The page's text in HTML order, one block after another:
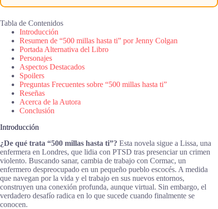
Tabla de Contenidos
Introducción
Resumen de “500 millas hasta ti” por Jenny Colgan
Portada Alternativa del Libro
Personajes
Aspectos Destacados
Spoilers
Preguntas Frecuentes sobre “500 millas hasta ti”
Reseñas
Acerca de la Autora
Conclusión
Introducción
¿De qué trata “500 millas hasta ti”? Esta novela sigue a Lissa, una
enfermera en Londres, que lidia con PTSD tras presenciar un crimen
violento. Buscando sanar, cambia de trabajo con Cormac, un
enfermero despreocupado en un pequeño pueblo escocés. A medida
que navegan por la vida y el trabajo en sus nuevos entornos,
construyen una conexión profunda, aunque virtual. Sin embargo, el
verdadero desafío radica en lo que sucede cuando finalmente se
conocen.